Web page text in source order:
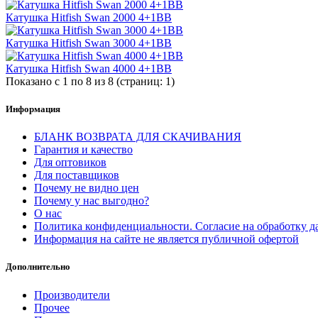
Катушка Hitfish Swan 2000 4+1BB
Катушка Hitfish Swan 3000 4+1BB
Катушка Hitfish Swan 4000 4+1BB
Показано с 1 по 8 из 8 (страниц: 1)
Информация
БЛАНК ВОЗВРАТА ДЛЯ СКАЧИВАНИЯ
Гарантия и качество
Для оптовиков
Для поставщиков
Почему не видно цен
Почему у нас выгодно?
О нас
Политика конфиденциальности. Согласие на обработку
Информация на сайте не является публичной офертой
Дополнительно
Производители
Прочее